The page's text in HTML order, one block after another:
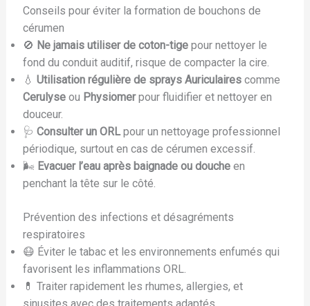
Conseils pour éviter la formation de bouchons de
cérumen
🚫 Ne jamais utiliser de coton-tigepour nettoyer le
fond du conduit auditif, risque de compacter la cire.
💧 Utilisation régulière de sprays Auriculairescomme
Cerulyseou Physiomerpour fluidifier et nettoyer en
douceur.
🩺 Consulter un ORLpour un nettoyage professionnel
périodique, surtout en cas de cérumen excessif.
🌬️ Evacuer l’eau après baignade ou doucheen
penchant la tête sur le côté.
Prévention des infections et désagréments
respiratoires
😷 Éviter le tabac et les environnements enfumés qui
favorisent les inflammations ORL.
💊 Traiter rapidement les rhumes, allergies, et